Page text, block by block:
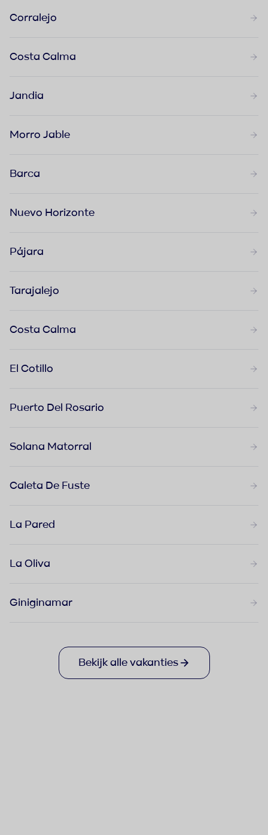
Corralejo
Costa Calma
Jandia
Morro Jable
Barca
Nuevo Horizonte
Pájara
Tarajalejo
Costa Calma
El Cotillo
Puerto Del Rosario
Solana Matorral
Caleta De Fuste
La Pared
La Oliva
Giniginamar
Bekijk alle vakanties